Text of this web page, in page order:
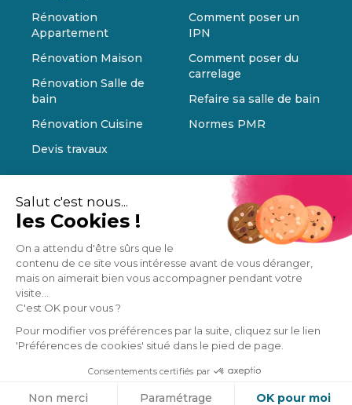
Salut c'est nous...
les Cookies !
On a attendu d'être sûrs que le
contenu de ce site vous intéresse avant de vous déranger,
mais on aimerait bien vous accompagner pendant votre
visite...
C'est OK pour vous ?
Pour modifier vos préférences par la suite, cliquez sur le lien
'Préférences de cookies' situé dans le pied de page.
Consentements certifiés par
Non merci Paramétrage OK pour moi
Rénovation
Appartement
Rénovation Maison
Rénovation Salle de
bain
Rénovation Cuisine
Devis travaux
Comment poser un
IPN
Comment poser du
carrelage
Refaire sa salle de bain
Normes PMR